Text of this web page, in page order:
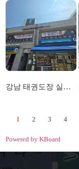
강남 태권도장 실내 사인물 및 외부 선팅 간판 시
1 2 3 4
Powered by KBoard